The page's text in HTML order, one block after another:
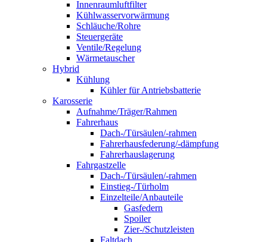
Innenraumluftfilter
Kühlwasservorwärmung
Schläuche/Rohre
Steuergeräte
Ventile/Regelung
Wärmetauscher
Hybrid
Kühlung
Kühler für Antriebsbatterie
Karosserie
Aufnahme/Träger/Rahmen
Fahrerhaus
Dach-/Türsäulen/-rahmen
Fahrerhausfederung/-dämpfung
Fahrerhauslagerung
Fahrgastzelle
Dach-/Türsäulen/-rahmen
Einstieg-/Türholm
Einzelteile/Anbauteile
Gasfedern
Spoiler
Zier-/Schutzleisten
Faltdach